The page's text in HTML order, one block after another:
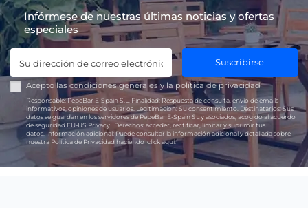
Infórmese de nuestras últimas noticias y ofertas
especiales
Suscribirse
Acepto las condiciones generales y lapolítica de privacidad
Responsable:PepeBar E-Spain S.L. Finalidad: Respuesta de consulta, envío de emails
informativos, opiniones de usuarios. Legitimación: Su consentimiento. Destinatarios:Sus
datos se guardan en los servidores de PepeBar E-Spain SL y asociados, acogido al acuerdo
de seguridad EU-US Privacy. Derechos: acceder, rectificar, limitar y suprimir tus
datos.Información adicional:Puede consultar la información adicional y detallada sobre
nuestra Política de Privacidad haciendoclick aquí.